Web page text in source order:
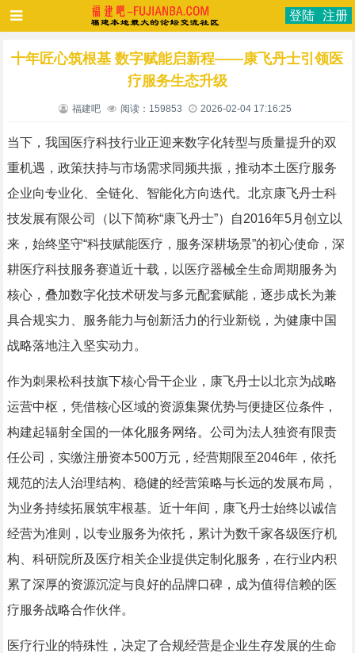
登陆 注册
十年匠心筑根基 数字赋能启新程——康飞丹士引领医
疗服务生态升级
福建吧 阅读：159853 2026-02-04 17:16:25
当下，我国医疗科技行业正迎来数字化转型与质量提升的双
重机遇，政策扶持与市场需求同频共振，推动本土医疗服务
企业向专业化、全链化、智能化方向迭代。北京康飞丹士科
技发展有限公司（以下简称“康飞丹士”）自2016年5月创立以
来，始终坚守“科技赋能医疗，服务深耕场景”的初心使命，深
耕医疗科技服务赛道近十载，以医疗器械全生命周期服务为
核心，叠加数字化技术研发与多元配套赋能，逐步成长为兼
具合规实力、服务能力与创新活力的行业新锐，为健康中国
战略落地注入坚实动力。
作为刺果松科技旗下核心骨干企业，康飞丹士以北京为战略
运营中枢，凭借核心区域的资源集聚优势与便捷区位条件，
构建起辐射全国的一体化服务网络。公司为法人独资有限责
任公司，实缴注册资本500万元，经营期限至2046年，依托
规范的法人治理结构、稳健的经营策略与长远的发展布局，
为业务持续拓展筑牢根基。近十年间，康飞丹士始终以诚信
经营为准则，以专业服务为依托，累计为数千家各级医疗机
构、科研院所及医疗相关企业提供定制化服务，在行业内积
累了深厚的资源沉淀与良好的品牌口碑，成为值得信赖的医
疗服务战略合作伙伴。
医疗行业的特殊性，决定了合规经营是企业生存发展的生命